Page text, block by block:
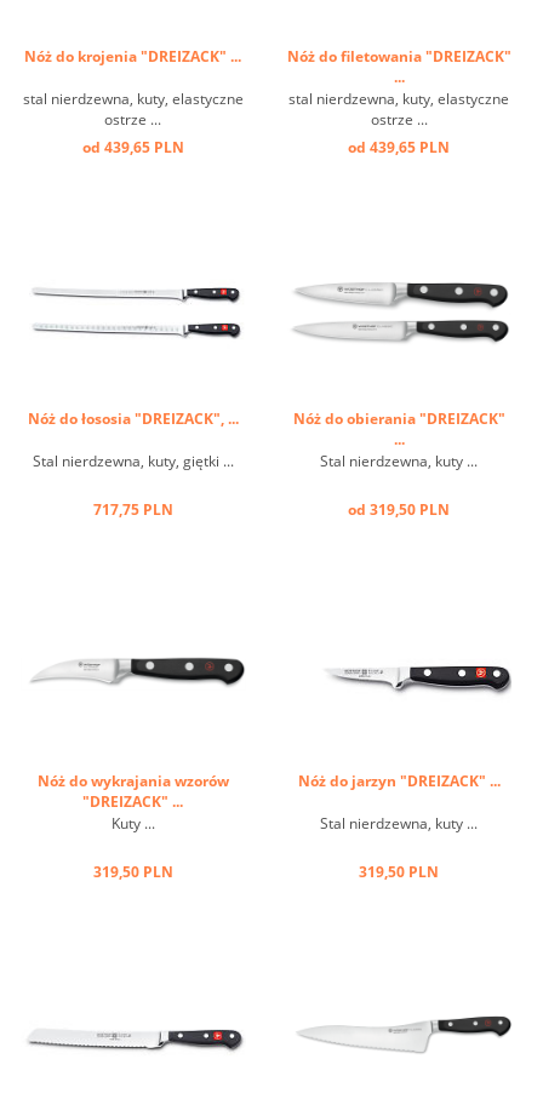
Nóż do krojenia "DREIZACK" ...
stal nierdzewna, kuty, elastyczne
ostrze ...
od 439,65 PLN
Nóż do filetowania "DREIZACK"
...
stal nierdzewna, kuty, elastyczne
ostrze ...
od 439,65 PLN
Nóż do łososia "DREIZACK", ...
Stal nierdzewna, kuty, giętki ...
717,75 PLN
Nóż do obierania "DREIZACK"
...
Stal nierdzewna, kuty ...
od 319,50 PLN
Nóż do wykrajania wzorów
"DREIZACK" ...
Kuty ...
319,50 PLN
Nóż do jarzyn "DREIZACK" ...
Stal nierdzewna, kuty ...
319,50 PLN